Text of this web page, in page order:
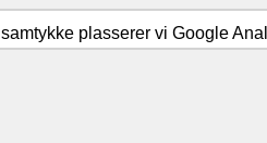
plasserer vi Google